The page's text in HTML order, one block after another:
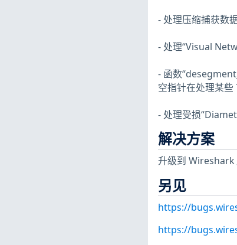
- 处理压缩捕获数
- 处理“Visual
- 函数
空指针在处理某些
- 处理受损
解决方案
升级到 Wireshark
另见
https://
https://